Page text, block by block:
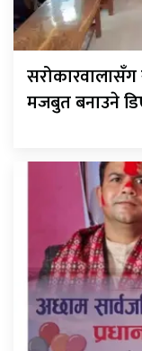
मजबुत बनाउने